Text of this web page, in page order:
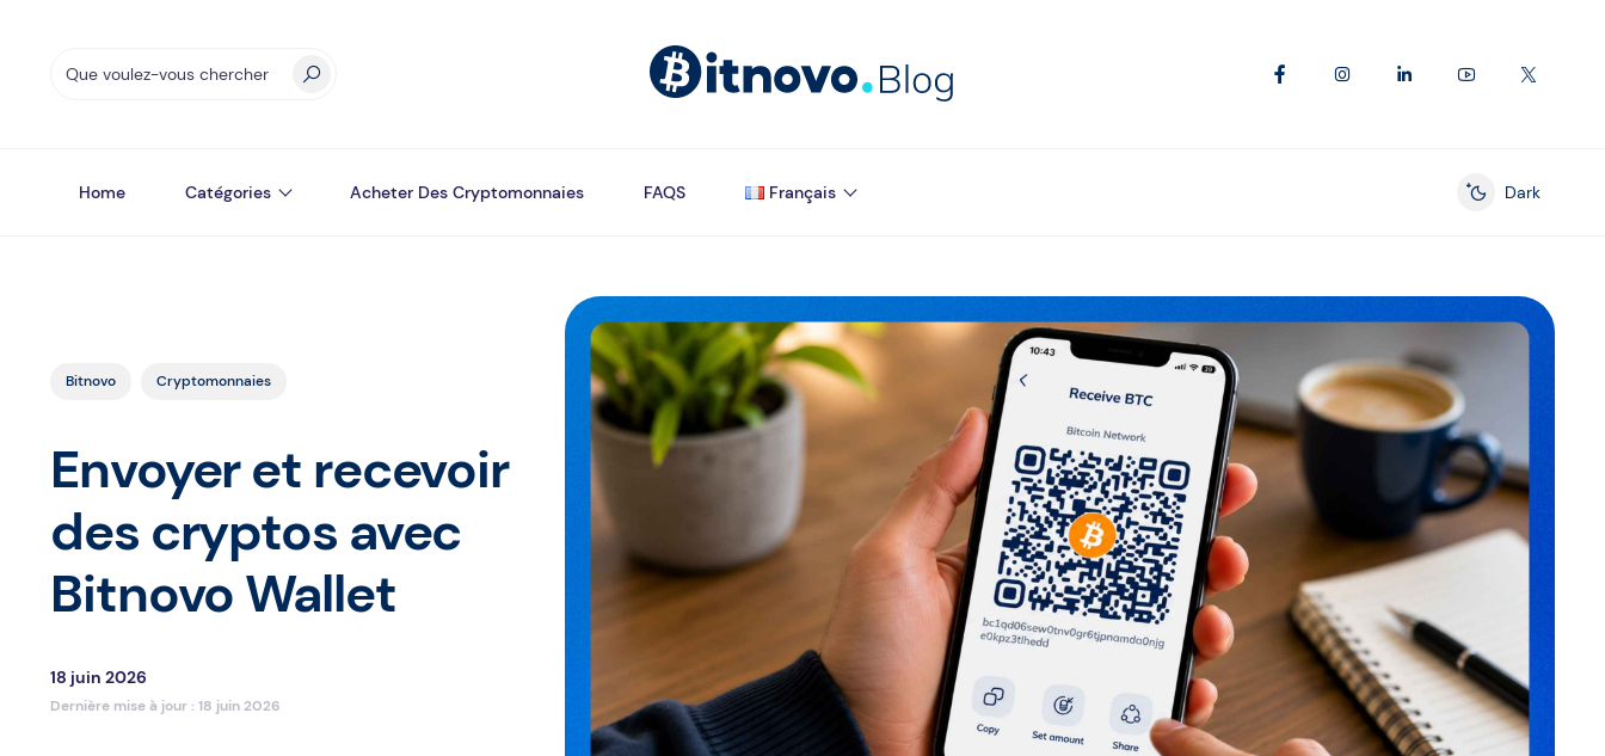
Home Catégories Acheter Des Cryptomonnaies FAQS Français
Enable dark
Dark
Bitnovo Cryptomonnaies
Envoyer et recevoir
des cryptos avec
Bitnovo Wallet
18 juin 2026
Dernière mise à jour : 18 juin 2026